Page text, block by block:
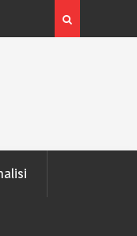
SD: da pochi MB ai